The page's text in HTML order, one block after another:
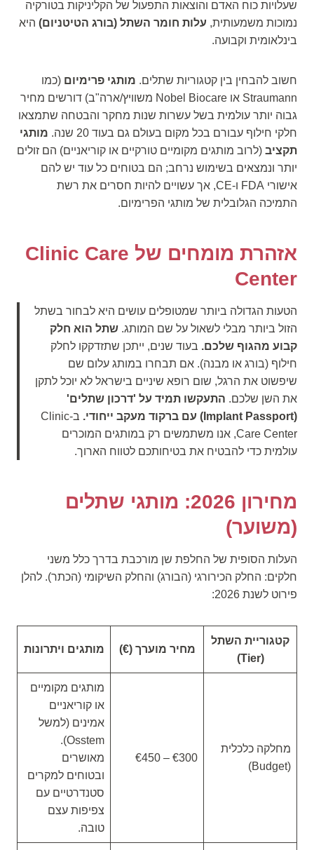
שעלויות כוח האדם והוצאות התפעול של הקליניקות בטורקיה
נמוכות משמעותית, עלות חומר השתל (בורג הטיטניום) היא
בינלאומית וקבועה.
חשוב להבחין בין קטגוריות שתלים. מותגי פרימיום (כמו
Straumann או Nobel Biocare משוויץ/ארה"ב) דורשים מחיר
גבוה יותר עולמית בשל עשרות שנות מחקר והבטחה שתמצאו
חלקי חילוף עבורם בכל מקום בעולם גם בעוד 20 שנה.
מותגי
תקציב (לרוב מותגים מקומיים טורקיים או קוריאניים) הם זולים
יותר ונמצאים בשימוש נרחב; הם בטוחים כל עוד יש להם
אישורי FDA ו-CE, אך עשויים להיות חסרים את רשת
התמיכה הגלובלית של מותגי הפרימיום.
אזהרת מומחים של Clinic Care
Center
הטעות הגדולה ביותר שמטופלים עושים היא לבחור בשתל
הזול ביותר מבלי לשאול על שם המותג. שתל הוא חלק
קבוע מהגוף שלכם. בעוד שנים, ייתכן שתזדקקו לחלק
חילוף (בורג או מבנה). אם תבחרו במותג עלום שם
שיפשוט את הרגל, שום רופא שיניים בישראל לא יוכל לתקן
את השן שלכם. התעקשו תמיד על 'דרכון שתלים'
(Implant Passport) עם ברקוד מעקב ייחודי.
ב-Clinic
Care Center, אנו משתמשים רק במותגים המוכרים
עולמית כדי להבטיח את בטיחותכם לטווח הארוך.
מחירון 2026: מותגי שתלים
(משוער)
העלות הסופית של החלפת שן מורכבת בדרך כלל משני
חלקים: החלק הכירורגי (הבורג) והחלק השיקומי (הכתר). להלן
פירוט לשנת 2026:
קטגוריית השתל
(Tier)
מחיר מוערך (€) מותגים ויתרונות
מחלקה כלכלית
(Budget)
€300 – €450
מותגים מקומיים
או קוריאניים
אמינים (למשל
Osstem).
מאושרים
ובטוחים למקרים
סטנדרטיים עם
צפיפות עצם
טובה.